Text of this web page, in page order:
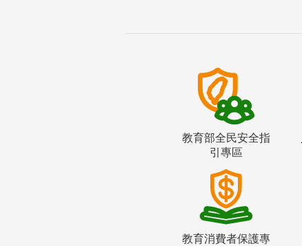
教育部全民安全指
引專區
教育消費者保護專